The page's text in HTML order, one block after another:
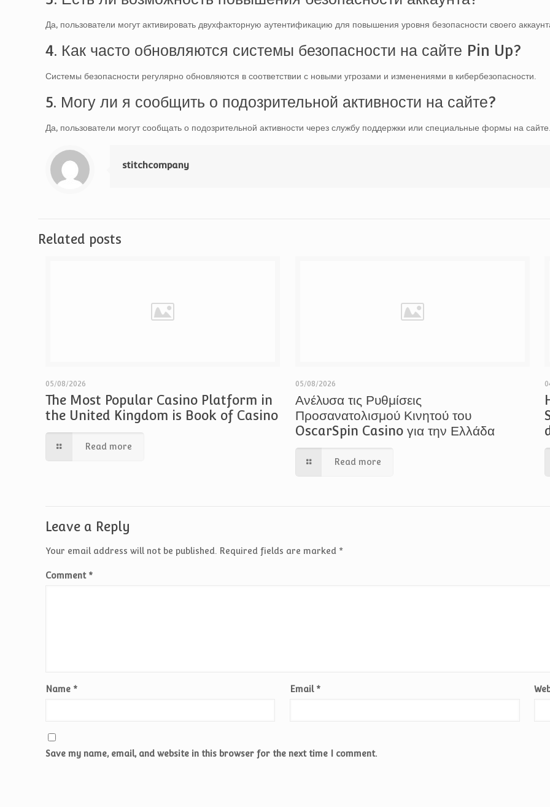
Да, пользователи могут активировать двухфакторную аутентификацию для повышения уровня безопасности своего
4. Как часто обновляются системы безопасности на сайте Pin Up?
Системы безопасности регулярно обновляются в соответствии с новыми угрозами и изменениями в кибербезопасности.
5. Могу ли я сообщить о подозрительной активности на сайте?
Да, пользователи могут сообщать о подозрительной активности через службу поддержки или специальные формы на
stitchcompany
Related posts
05/08/2026
The Most Popular Casino Platform in
the United Kingdom is Book of Casino
Read more
05/08/2026
Ανέλυσα τις Ρυθμίσεις
Προσανατολισμού Κινητού του
OscarSpin Casino για την Ελλάδα
Read more
Leave a Reply
Your email address will not be published. Required fields are marked *
Comment *
Name * Email *
Save my name, email, and website in this browser for the next time I comment.